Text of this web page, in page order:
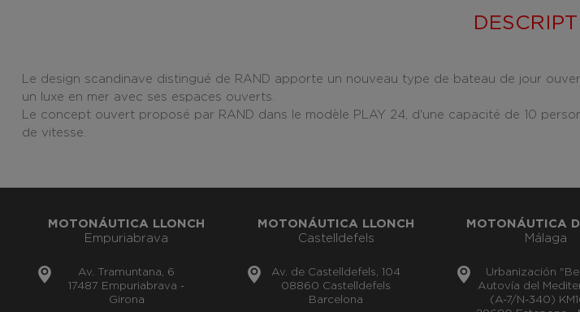
Le design scandinave distingué de RAND apporte un nouveau type de bateau de jour
un luxe en mer avec ses espaces ouverts.
Le concept ouvert proposé par RAND dans le modèle PLAY 24, d'une capacité de 10
de vitesse.
MOTONÁUTICA LLONCH
Empuriabrava
Av. Tramuntana, 6
17487 Empuriabrava -
Girona
MOTONÁUTICA LLONCH
Castelldefels
Av. de Castelldefels, 104
08860 Castelldefels
Barcelona
MOTONÁUTICA
Málaga
Urbanización
Autovía del
(A-7/N-340)